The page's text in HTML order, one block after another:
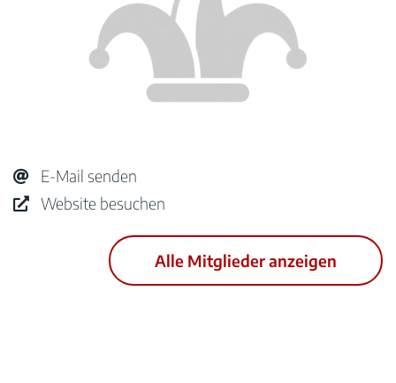
E-Mail senden
Website besuchen
Alle Mitglieder anzeigen